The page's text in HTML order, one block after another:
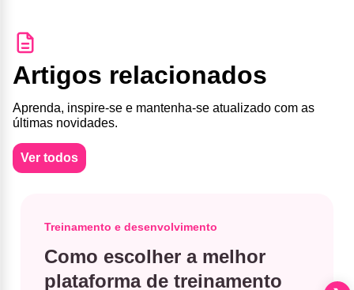
Artigos relacionados
Aprenda, inspire-se e mantenha-se atualizado com as
últimas novidades.
Ver todos
Treinamento e desenvolvimento
Como escolher a melhor
plataforma de treinamento